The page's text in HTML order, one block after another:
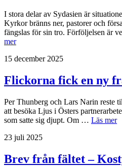
I stora delar av Sydasien är
Kyrkor bränns ner, pastorer och
fängslas för sin tro. Förföljelsen är
mer
15 december 2025
Flickorna fick en ny
Per Thunberg och Lars Narin reste
att besöka Ljus i Östers
som satte sig djupt. Om … Läs mer
23 juli 2025
Brev från fältet –